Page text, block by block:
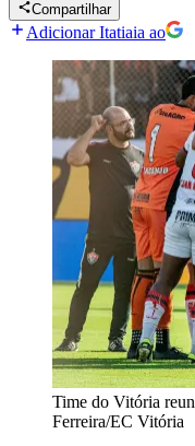
Compartilhar
Adicionar Itatiaia ao
Time do Vitória
Ferreira/EC Vitória